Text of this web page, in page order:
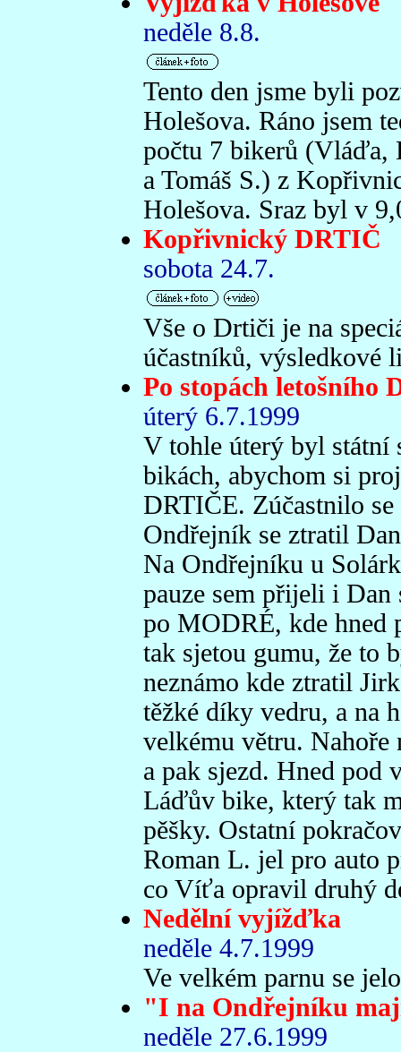
neděle 8.8.
Tento den jsme byli
Holešova. Ráno jsem
počtu 7 bikerů (Vláďa,
a Tomáš S.) z
Holešova. Sraz byl v
Kopřivnický DRTIČ
sobota 24.7.
Vše o Drtiči je na
účastníků, výsledkové
Po stopách letošního
úterý 6.7.1999
V tohle úterý byl státní
bikách, abychom si
DRTIČE. Zúčastnilo
Ondřejník se ztratil
Na Ondřejníku u
pauze sem přijeli i Dan
po MODRÉ, kde hned
tak sjetou gumu, že to
neznámo kde ztratil
těžké díky vedru, a na
velkému větru. Nahoře
a pak sjezd. Hned pod
Láďův bike, který tak
pěšky. Ostatní
Roman L. jel pro auto
co Víťa opravil druhý
Nedělní vyjížďka
neděle 4.7.1999
Ve velkém parnu se
"I na Ondřejníku
neděle 27.6.1999